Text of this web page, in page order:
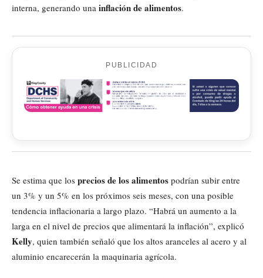
interna, generando una inflación de alimentos.
PUBLICIDAD
Se estima que los precios de los alimentos podrían subir entre
un 3% y un 5% en los próximos seis meses, con una posible
tendencia inflacionaria a largo plazo. “Habrá un aumento a la
larga en el nivel de precios que alimentará la inflación”, explicó
Kelly, quien también señaló que los altos aranceles al acero y al
aluminio encarecerán la maquinaria agrícola.